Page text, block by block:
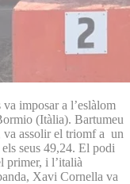
imposar a l’eslàlom
(Itàlia). Bartumeu
va assolir el triomf a un
seus 49,24. El podi
primer, i l’italià
Xavi Cornella va